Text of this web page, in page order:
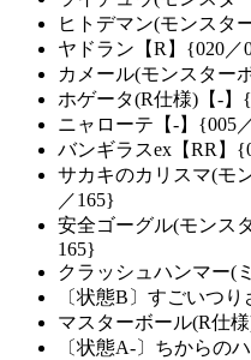
ヒトデマン(モンスタ
ヤドラン【R】{020／
カメール(モンスター
ホゲータ(R仕様)【-】
ニャローテ【-】{005
バンギラスex【RR】
サカキのカリスマ(モ
／165}
安全ゴーグル(モンス
165}
クラッシュハンマー(
〔状態B〕すごいつ
マスターボール(R仕
〔状態A-〕ちからの